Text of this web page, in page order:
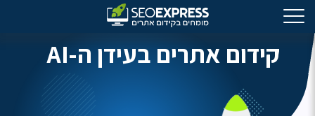
קידום אתרים בעידן ה-AI